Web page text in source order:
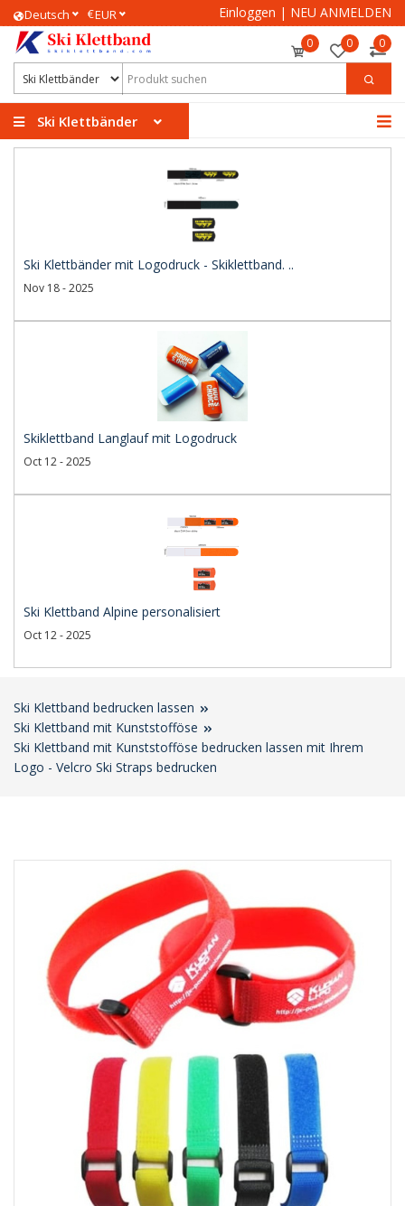
Deutsch €EUR Einloggen | NEU ANMELDEN
0 0 0
Ski Klettbänder
Ski Klettbänder mit Logodruck - Skiklettband. ..
Nov 18 - 2025
Skiklettband Langlauf mit Logodruck
Oct 12 - 2025
Ski Klettband Alpine personalisiert
Oct 12 - 2025
Ski Klettband bedrucken lassen
Ski Klettband mit Kunststofföse
Ski Klettband mit Kunststofföse bedrucken lassen mit Ihrem
Logo - Velcro Ski Straps bedrucken